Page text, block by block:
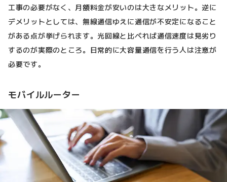
工事の必要がなく、月額料金が安いのは大きなメリット。逆に
デメリットとしては、無線通信ゆえに通信が不安定になること
がある点が挙げられます。光回線と比べれば通信速度は見劣り
するのが実際のところ。日常的に大容量通信を行う人は注意が
必要です。
モバイルルーター